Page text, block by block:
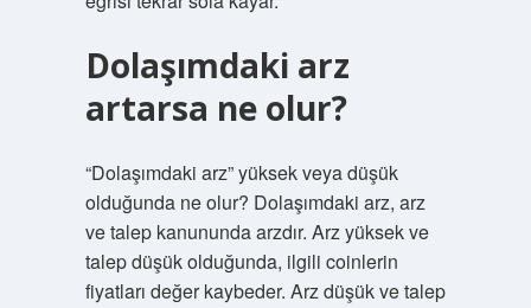
Dolaşımdaki arz
artarsa ne olur?
“Dolaşımdaki arz” yüksek veya düşük
olduğunda ne olur? Dolaşımdaki arz, arz
ve talep kanununda arzdır. Arz yüksek ve
talep düşük olduğunda, ilgili coinlerin
fiyatları değer kaybeder. Arz düşük ve talep